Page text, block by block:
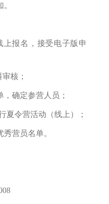
上报名，接受电子版申
核；
，确定参营人员；
夏令营活动（线上）；
营员名单。